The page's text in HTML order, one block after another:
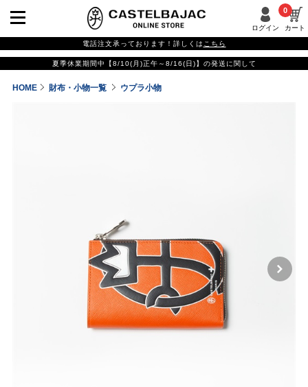
ログイン カート
0
電話注文承っております！詳しくは こちら
夏季休業期間中【8/10(月)正午～8/16(日)】の発送に関して
HOME 財布・小物一覧 ウプラ小物